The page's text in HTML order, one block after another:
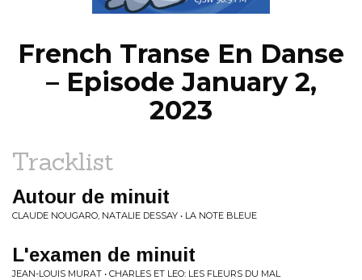
French Transe En Danse
– Episode January 2,
2023
Tracklist
Autour de minuit
CLAUDE NOUGARO, NATALIE DESSAY • LA NOTE BLEUE
L'examen de minuit
JEAN-LOUIS MURAT • CHARLES ET LEO: LES FLEURS DU MAL